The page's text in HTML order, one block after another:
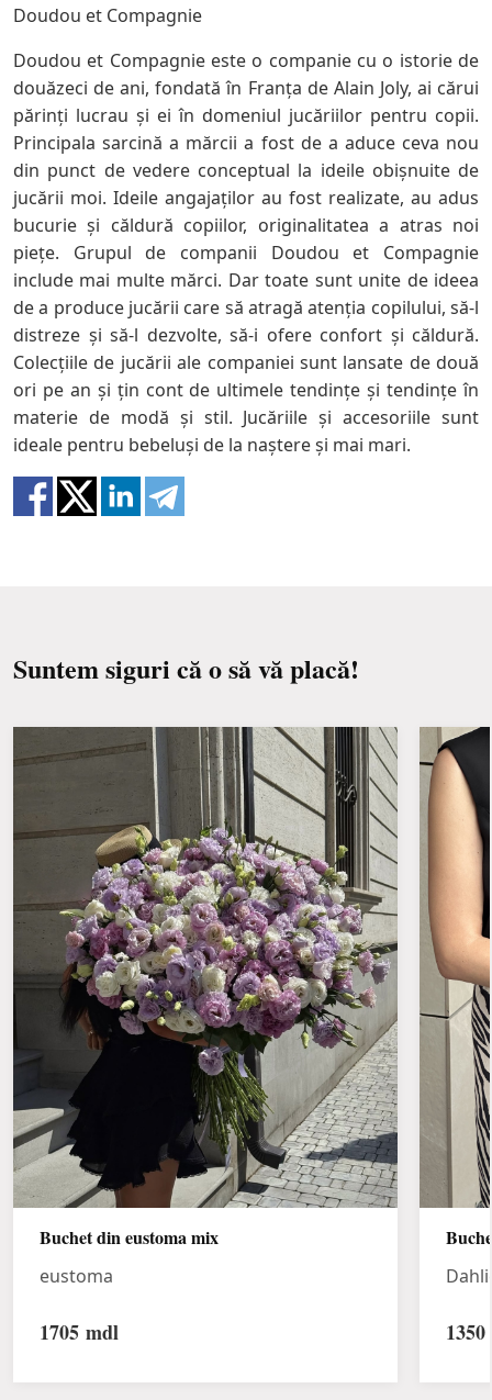
Doudou et Compagnie
Doudou et Compagnie este o companie cu o istorie de
douăzeci de ani, fondată în Franța de Alain Joly, ai cărui
părinți lucrau și ei în domeniul jucăriilor pentru copii.
Principala sarcină a mărcii a fost de a aduce ceva nou
din punct de vedere conceptual la ideile obișnuite de
jucării moi. Ideile angajaților au fost realizate, au adus
bucurie și căldură copiilor, originalitatea a atras noi
piețe. Grupul de companii Doudou et Compagnie
include mai multe mărci. Dar toate sunt unite de ideea
de a produce jucării care să atragă atenția copilului, să-l
distreze și să-l dezvolte, să-i ofere confort și căldură.
Colecțiile de jucării ale companiei sunt lansate de două
ori pe an și țin cont de ultimele tendințe și tendințe în
materie de modă și stil. Jucăriile și accesoriile sunt
ideale pentru bebeluși de la naștere și mai mari.
Suntem siguri că o să vă placă!
Buchet din eustoma mix
eustoma
1705 mdl 1350